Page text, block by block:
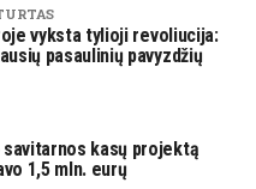
vyksta tylioji revoliucija:
pasaulinių pavyzdžių
savitarnos kasų projektą
1,5 mln. eurų